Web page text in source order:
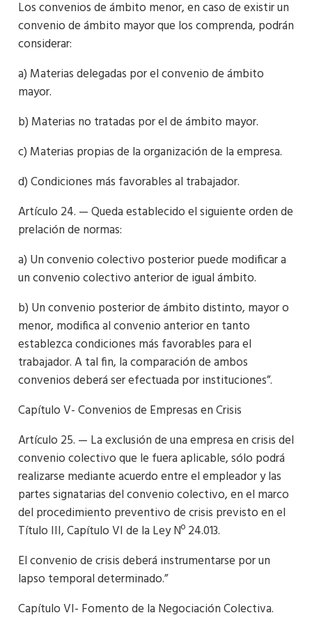
Los convenios de ámbito menor, en caso de existir un
convenio de ámbito mayor que los comprenda, podrán
considerar:
a) Materias delegadas por el convenio de ámbito
mayor.
b) Materias no tratadas por el de ámbito mayor.
c) Materias propias de la organización de la empresa.
d) Condiciones más favorables al trabajador.
Artículo 24. — Queda establecido el siguiente orden de
prelación de normas:
a) Un convenio colectivo posterior puede modificar a
un convenio colectivo anterior de igual ámbito.
b) Un convenio posterior de ámbito distinto, mayor o
menor, modifica al convenio anterior en tanto
establezca condiciones más favorables para el
trabajador. A tal fin, la comparación de ambos
convenios deberá ser efectuada por instituciones”.
Capítulo V- Convenios de Empresas en Crisis
Artículo 25. — La exclusión de una empresa en crisis del
convenio colectivo que le fuera aplicable, sólo podrá
realizarse mediante acuerdo entre el empleador y las
partes signatarias del convenio colectivo, en el marco
del procedimiento preventivo de crisis previsto en el
Título III, Capítulo VI de la Ley Nº 24.013.
El convenio de crisis deberá instrumentarse por un
lapso temporal determinado.”
Capítulo VI- Fomento de la Negociación Colectiva.